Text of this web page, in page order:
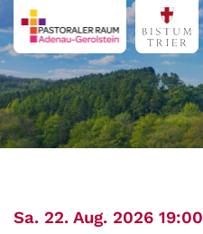
Zum Inhalt springen
Sa. 22. Aug. 2026 19:00